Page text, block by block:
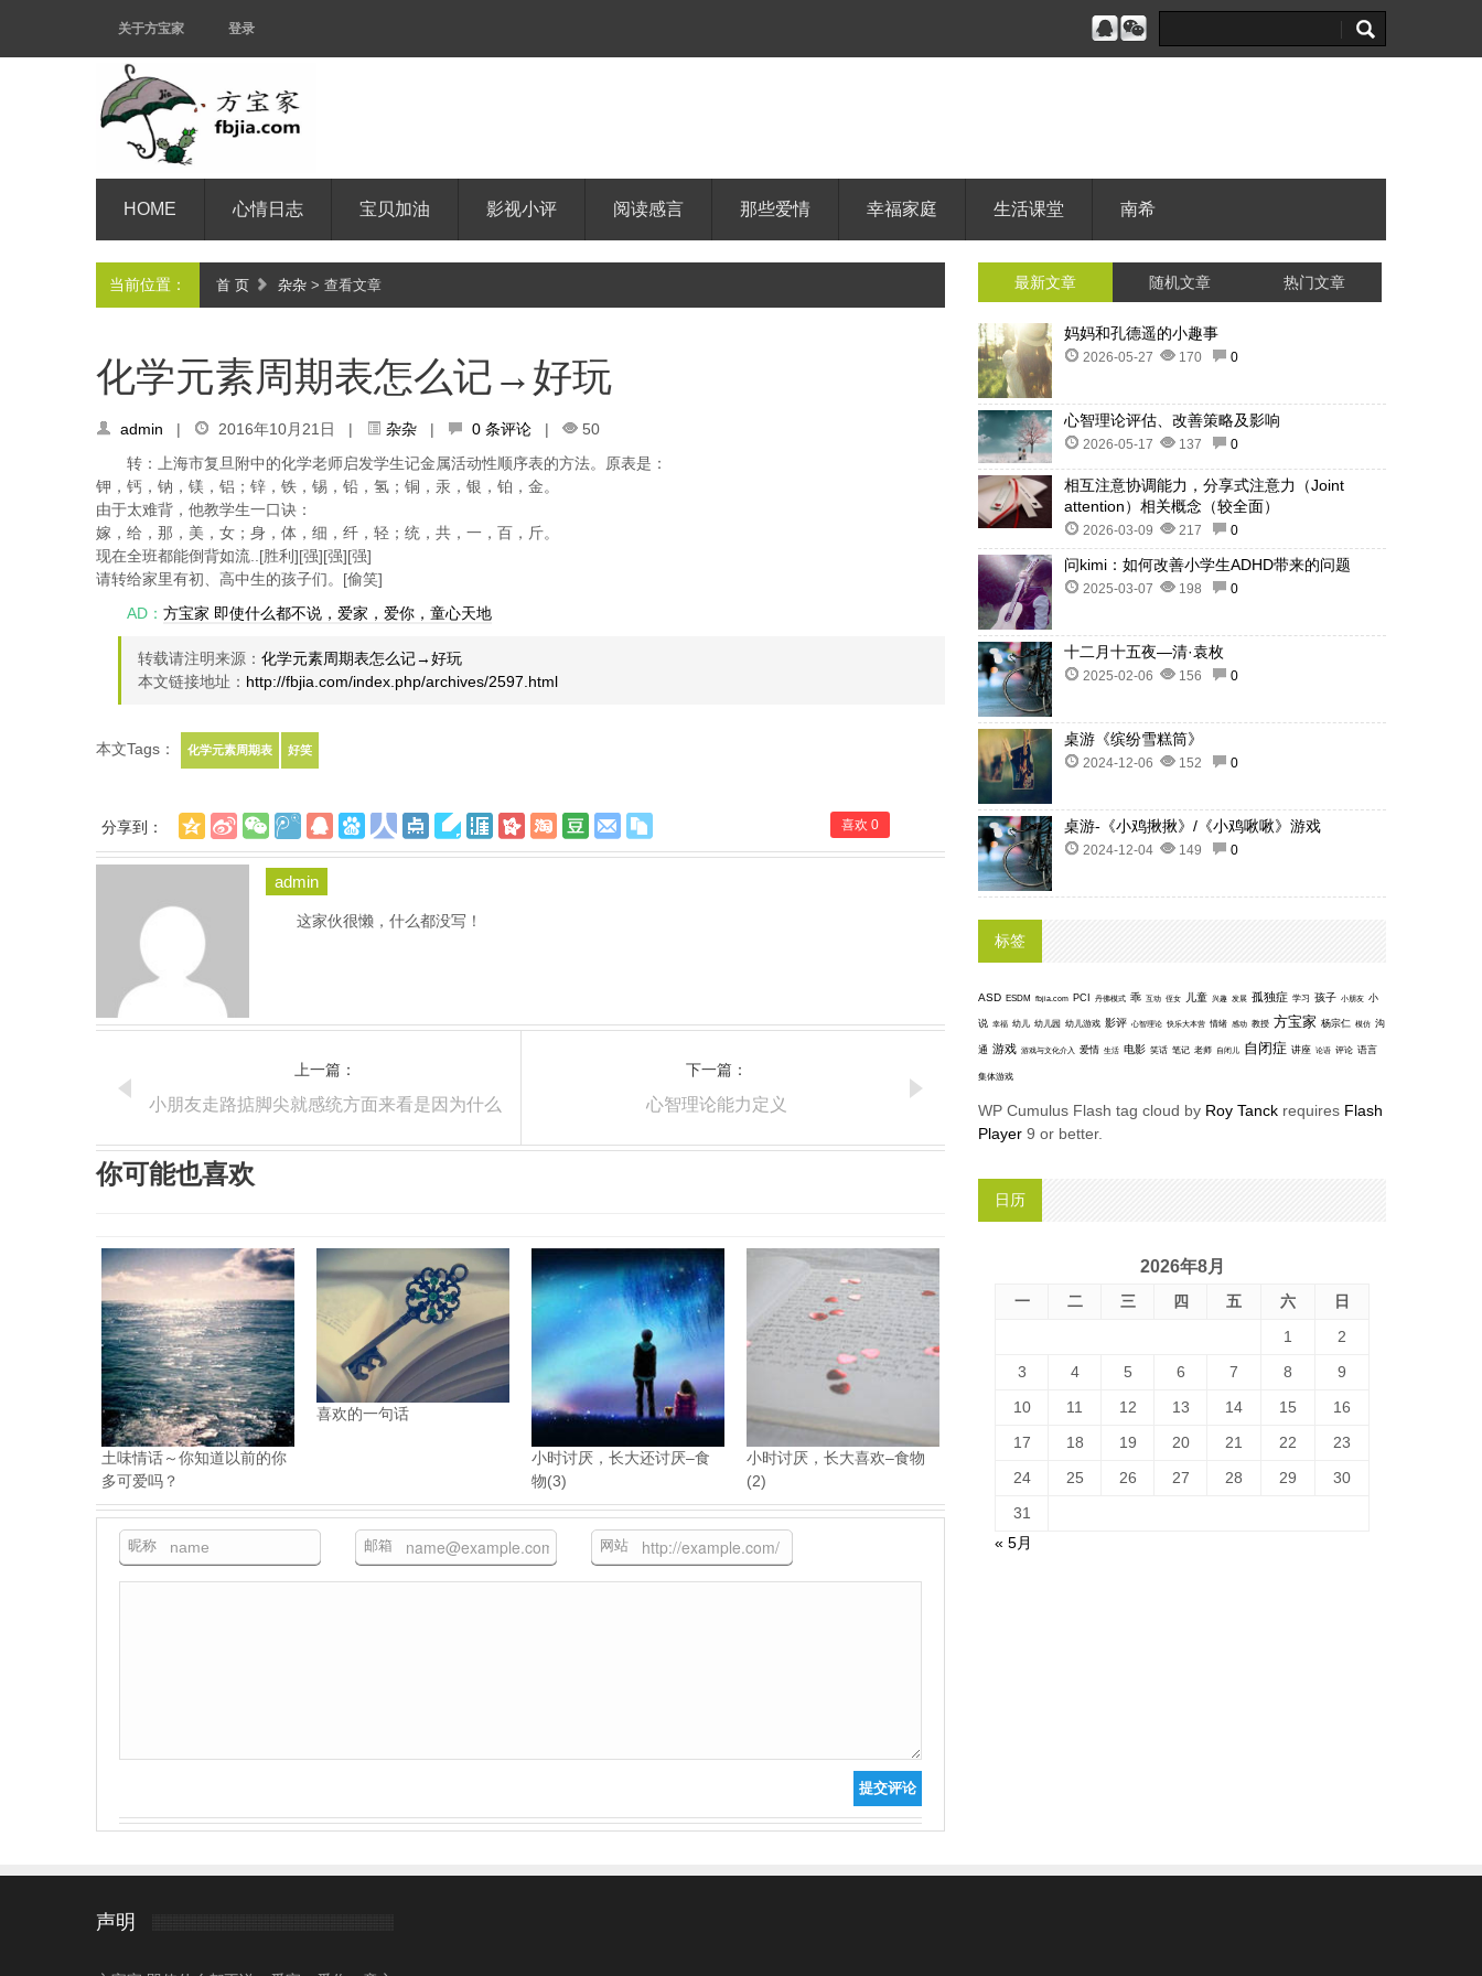
关于方宝家 登录
HOME 心情日志 宝贝加油 影视小评 阅读感言 那些爱情 幸福家庭 生活课堂 南希
当前位置： 首 页 杂杂 > 查看文章
化学元素周期表怎么记→好玩
admin | 2016年10月21日 | 杂杂 | 0 条评论 |
50
转：上海市复旦附中的化学老师启发学生记金属活动性顺序表的方法。原表是：
钾，钙，钠，镁，铝；锌，铁，锡，铅，氢；铜，汞，银，铂，金。
由于太难背，他教学生一口诀：
嫁，给，那，美，女；身，体，细，纤，轻；统，共，一，百，斤。
现在全班都能倒背如流..[胜利][强][强][强]
请转给家里有初、高中生的孩子们。[偷笑]
AD： 方宝家 即使什么都不说，爱家，爱你，童心天地
转载请注明来源： 化学元素周期表怎么记→好玩
本文链接地址： http://fbjia.com/index.php/archives/2597.html
本文Tags： 化学元素周期表 好笑
分享到： 喜欢 0
admin
这家伙很懒，什么都没写！
上一篇：
小朋友走路掂脚尖就感统方面来看是因为什么
下一篇：
心智理论能力定义
你可能也喜欢
土味情话～你知道以前的你
多可爱吗？
喜欢的一句话
小时讨厌，长大还讨厌–食
物(3)
小时讨厌，长大喜欢–食物
(2)
昵称 邮箱 网站
提交评论
最新文章 随机文章 热门文章
妈妈和孔德遥的小趣事
2026-05-27 170 0
心智理论评估、改善策略及影响
2026-05-17 137 0
相互注意协调能力，分享式注意力（Joint
attention）相关概念（较全面）
2026-03-09 217 0
问kimi：如何改善小学生ADHD带来的问题
2025-03-07 198 0
十二月十五夜—清·袁枚
2025-02-06 156 0
桌游《缤纷雪糕筒》
2024-12-06 152 0
桌游-《小鸡揪揪》/《小鸡啾啾》游戏
2024-12-04 149 0
标签
ASD ESDM fbjia.com PCI 丹佛模式 乖 互动 侄女 儿童 兴趣 发展 孤独症 学习 孩子 小朋友 小
说 幸福 幼儿 幼儿园 幼儿游戏 影评 心智理论 快乐大本营 情绪 感动 教授 方宝家 杨宗仁 模仿 沟
通 游戏 游戏与文化介入 爱情 生活 电影 笑话 笔记 老师 自闭儿 自闭症 讲座 论语 评论 语言
集体游戏
WP Cumulus Flash tag cloud by Roy Tanck requires Flash
Player 9 or better.
日历
2026年8月
一 二 三 四 五 六
日
1
2
3
4 5 6 7 8
9
10
11 12 13 14 15
16
17
18 19 20 21 22
23
24
25 26 27 28 29
30
31
« 5月
声明